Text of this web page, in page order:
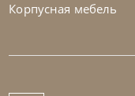
Стол
Корпусная мебель